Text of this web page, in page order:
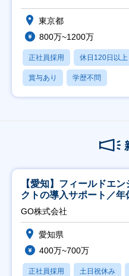
を統括
東京都
800万~1200万
正社員採用 休日120日以上
賞与あり 学歴不問
【愛知】フィールドエ
クトの導入サポート／
直帰
GO株式会社
愛知県
400万~700万
正社員採用 土日祝休み